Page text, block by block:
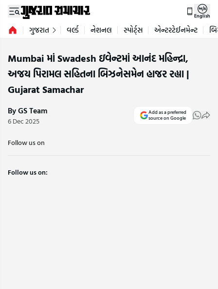
English
ગુજરાત વર્લ્ડ નેશનલ સ્પોર્ટ્સ એન્ટરટેઈનમેન્ટ
Mumbai માં Swadesh ઇવેન્ટમાં આનંદ મહિન્દ્રા,
અજય પિરામલ સહિતના બિઝનેસમેન હાજર રહ્યા |
Gujarat Samachar
By GS Team
6 Dec 2025
Add as a preferred
source on Google
Follow us on
Follow us on: